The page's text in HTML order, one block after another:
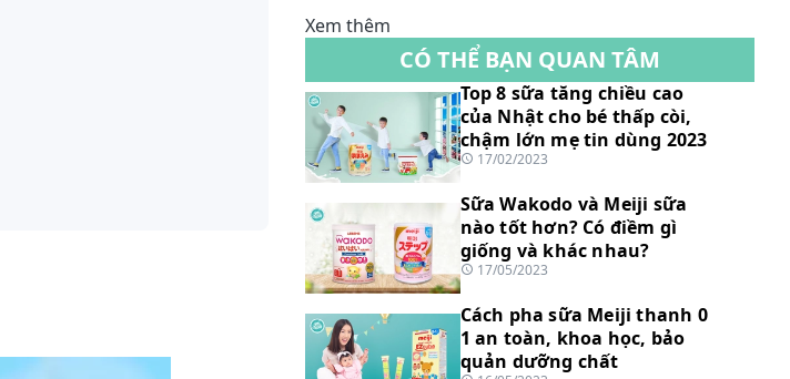
Xem thêm
CÓ THỂ BẠN QUAN TÂM
Top 8 sữa tăng chiều cao
của Nhật cho bé thấp còi,
chậm lớn mẹ tin dùng 2023
17/02/2023
Sữa Wakodo và Meiji sữa
nào tốt hơn? Có điềm gì
giống và khác nhau?
17/05/2023
Cách pha sữa Meiji thanh 0
1 an toàn, khoa học, bảo
quản dưỡng chất